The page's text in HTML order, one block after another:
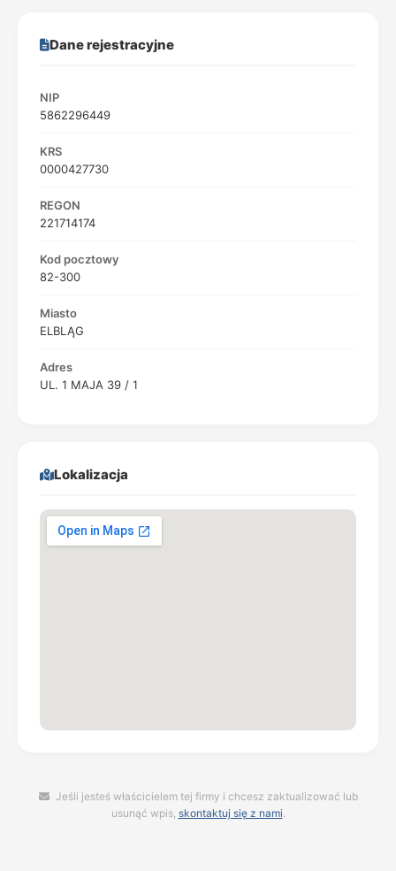
Dane rejestracyjne
NIP
5862296449
KRS
0000427730
REGON
221714174
Kod pocztowy
82-300
Miasto
ELBLĄG
Adres
UL. 1 MAJA 39 / 1
Lokalizacja
Jeśli jesteś właścicielem tej firmy i chcesz zaktualizować lub
usunąć wpis, skontaktuj się z nami.